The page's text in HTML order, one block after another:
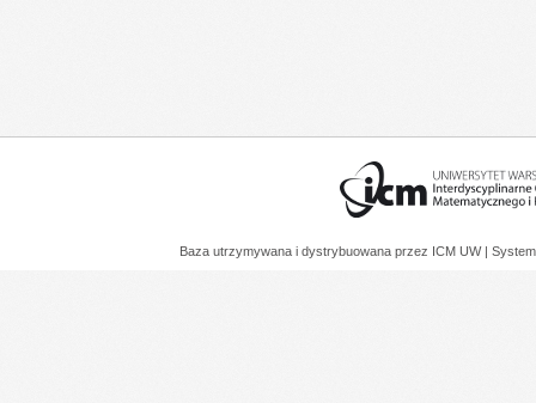
Baza utrzymywana i dystrybuowana przez ICM UW |